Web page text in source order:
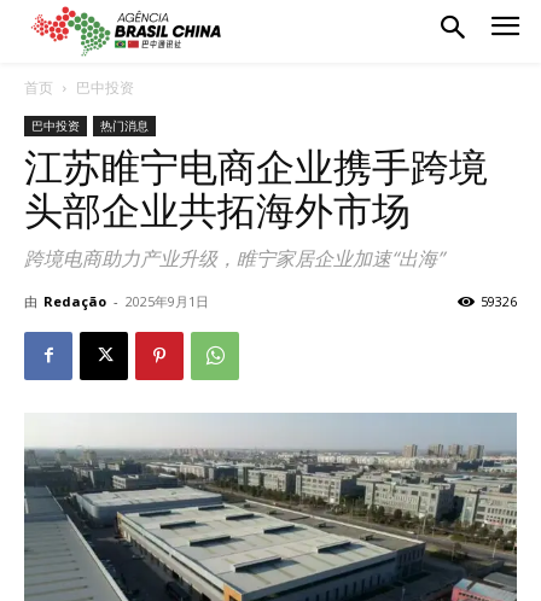
首页 巴中投资
巴中投资 热门消息
江苏睢宁电商企业携手跨境
头部企业共拓海外市场
跨境电商助力产业升级，睢宁家居企业加速“出海”
由 Redação - 2025年9月1日 59326